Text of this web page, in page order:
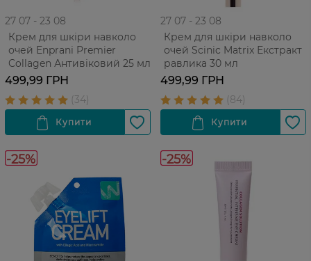
27 07 - 23 08
Крем для шкіри навколо
очей Enprani Premier
Collagen Антивіковий 25 мл
499,99 ГРН
27 07 - 23 08
Крем для шкіри навколо
очей Scinic Matrix Екстракт
равлика 30 мл
499,99 ГРН
-25% -25%